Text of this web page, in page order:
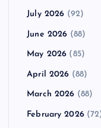
July 2026 (92)
June 2026 (88)
May 2026 (85)
April 2026 (88)
March 2026 (88)
February 2026